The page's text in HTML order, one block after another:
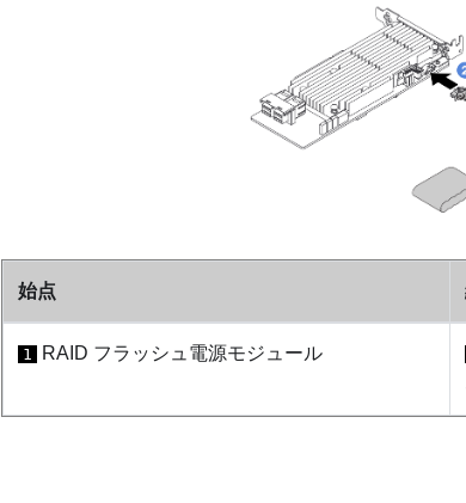
始点
1 RAID フラッシュ電源モジュール